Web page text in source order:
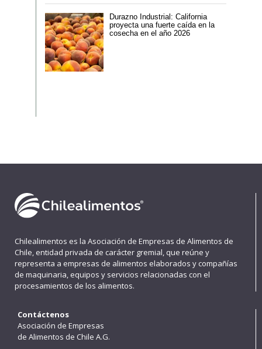
Durazno Industrial: California
proyecta una fuerte caída en la
cosecha en el año 2026
Chilealimentos es la Asociación de Empresas de Alimentos de
Chile, entidad privada de carácter gremial, que reúne y
representa a empresas de alimentos elaborados y compañías
de maquinaria, equipos y servicios relacionadas con el
procesamientos de los alimentos.
Contáctenos
Asociación de Empresas
de Alimentos de Chile A.G.